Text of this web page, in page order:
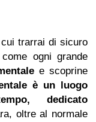
trarrai di sicuro
ogni grande
e scoprine
è un luogo
dedicato
oltre al normale